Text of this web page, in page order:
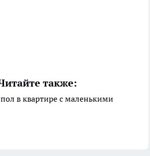
также:
в квартире с маленькими